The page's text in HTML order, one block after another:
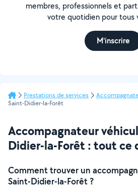
membres, professionnels et
votre quotidien pour tous
M'inscrire
Prestations de services
Saint-Didier-la-Forêt
Accompagnateur
Didier-la-Forêt : tout ce
Comment trouver un
Saint-Didier-la-Forêt ?